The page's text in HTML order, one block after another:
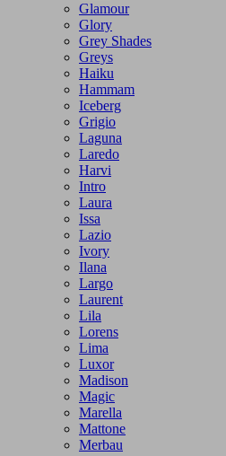
Glamour
Glory
Grey Shades
Greys
Haiku
Hammam
Iceberg
Grigio
Laguna
Laredo
Harvi
Intro
Laura
Issa
Lazio
Ivory
Ilana
Largo
Laurent
Lila
Lorens
Lima
Luxor
Madison
Magic
Marella
Mattone
Merbau